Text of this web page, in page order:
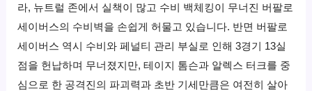
라, 뉴트럴 존에서 실책이 많고 수비 백체킹이 무너진 버팔로
세이버스의 수비벽을 손쉽게 허물고 있습니다. 반면 버팔로
세이버스 역시 수비와 페널티 관리 부실로 인해 3경기 13실
점을 헌납하며 무너졌지만, 테이지 톰슨과 알렉스 터크를 중
심으로 한 공격진의 파괴력과 초반 기세만큼은 여전히 살아